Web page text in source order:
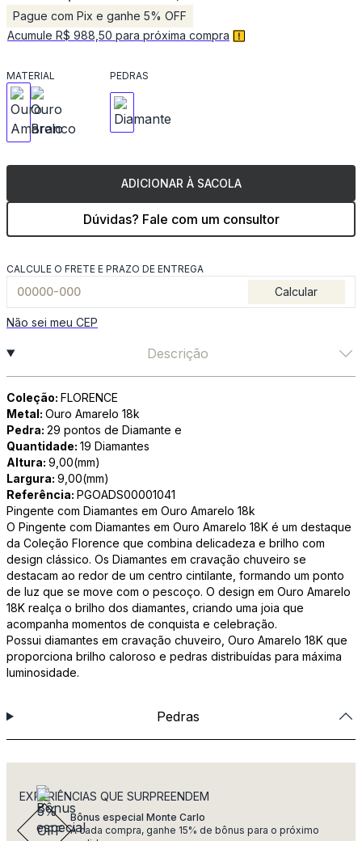
Pague com Pix e ganhe 5% OFF
Acumule R$ 988,50 para próxima compra
MATERIAL PEDRAS
ADICIONAR À SACOLA
Dúvidas? Fale com um consultor
CALCULE O FRETE E PRAZO DE ENTREGA
Calcular
Não sei meu CEP
Descrição
Coleção: FLORENCE
Metal: Ouro Amarelo 18k
Pedra: 29 pontos de Diamante e
Quantidade: 19 Diamantes
Altura: 9,00(mm)
Largura: 9,00(mm)
Referência: PGOADS00001041
Pingente com Diamantes em Ouro Amarelo 18k
O Pingente com Diamantes em Ouro Amarelo 18K é um destaque
da Coleção Florence que combina delicadeza e brilho com
design clássico. Os Diamantes em cravação chuveiro se
destacam ao redor de um centro cintilante, formando um ponto
de luz que se move com o pescoço. O design em Ouro Amarelo
18K realça o brilho dos diamantes, criando uma joia que
acompanha momentos de conquista e celebração.
Possui diamantes em cravação chuveiro, Ouro Amarelo 18K que
proporciona brilho caloroso e pedras distribuídas para máxima
luminosidade.
Pedras
EXPERIÊNCIAS QUE SURPREENDEM
Bônus especial Monte Carlo
A cada compra, ganhe 15% de bônus para o próximo